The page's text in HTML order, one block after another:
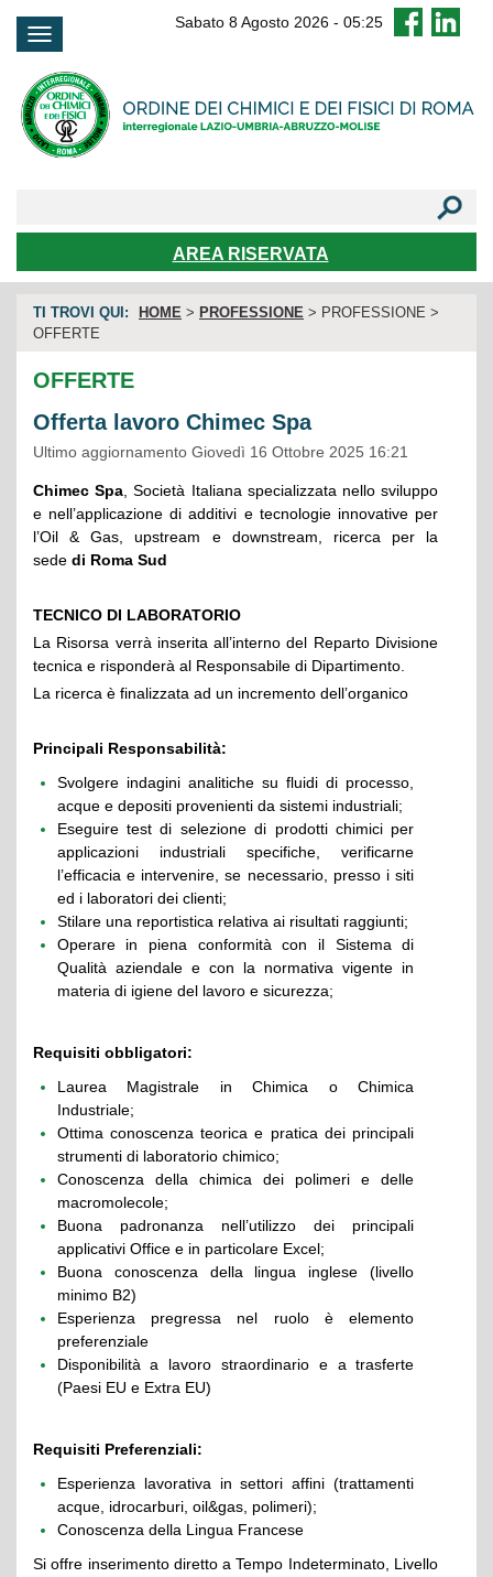
Sabato 8 Agosto 2026 - 05:25
AREA RISERVATA
FAQ
TI TROVI QUI: HOME > PROFESSIONE > PROFESSIONE >
OFFERTE
OFFERTE
Offerta lavoro Chimec Spa
Ultimo aggiornamento Giovedì 16 Ottobre 2025 16:21
Chimec Spa , Società Italiana specializzata nello sviluppo
e nell’applicazione di additivi e tecnologie innovative per
l’Oil & Gas, upstream e downstream, ricerca per la
sede di Roma Sud
TECNICO DI LABORATORIO
La Risorsa verrà inserita all’interno del Reparto Divisione
tecnica e risponderà al Responsabile di Dipartimento.
La ricerca è finalizzata ad un incremento dell’organico
Principali Responsabilità:
Svolgere indagini analitiche su fluidi di processo,
acque e depositi provenienti da sistemi industriali;
Eseguire test di selezione di prodotti chimici per
applicazioni industriali specifiche, verificarne
l’efficacia e intervenire, se necessario, presso i siti
ed i laboratori dei clienti;
Stilare una reportistica relativa ai risultati raggiunti;
Operare in piena conformità con il Sistema di
Qualità aziendale e con la normativa vigente in
materia di igiene del lavoro e sicurezza;
Requisiti obbligatori:
Laurea Magistrale in Chimica o Chimica
Industriale;
Ottima conoscenza teorica e pratica dei principali
strumenti di laboratorio chimico;
Conoscenza della chimica dei polimeri e delle
macromolecole;
Buona padronanza nell’utilizzo dei principali
applicativi Office e in particolare Excel;
Buona conoscenza della lingua inglese (livello
minimo B2)
Esperienza pregressa nel ruolo è elemento
preferenziale
Disponibilità a lavoro straordinario e a trasferte
(Paesi EU e Extra EU)
Requisiti Preferenziali:
Esperienza lavorativa in settori affini (trattamenti
acque, idrocarburi, oil&gas, polimeri);
Conoscenza della Lingua Francese
Si offre inserimento diretto a Tempo Indeterminato, Livello